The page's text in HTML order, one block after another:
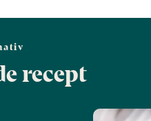
recept